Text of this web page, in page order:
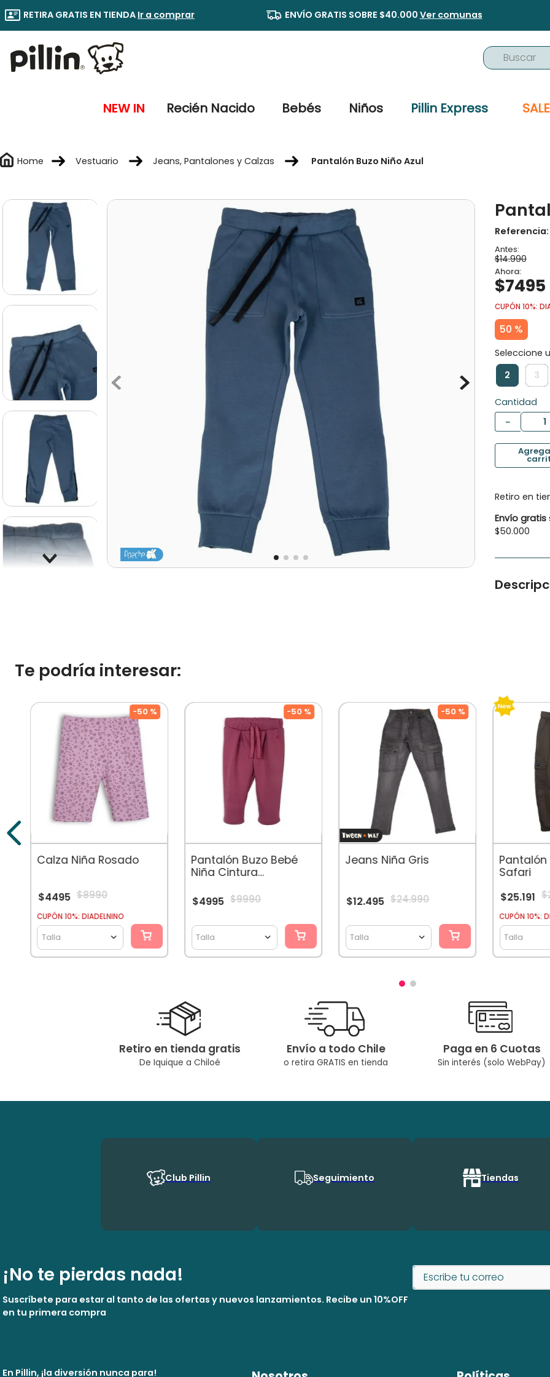
RETIRA GRATIS EN TIENDA Ir a comprar ENVÍO GRATIS SOBRE $40.000 Ver comunas
Buscar
NEW IN Recién Nacido Bebés Niños Pillin Express
Vestuario Jeans, Pantalones y Calzas Pantalón Buzo Niño Azul
Referencia:
$14.990
$7495
CUPÓN 10%:
50 %
2 3
Cantidad
－
Retiro en
Envío gratis
$50.000
Por
De
Mercado,
Su
Te podría interesar:
Calza Niña Rosado
-50 %
$4495 $8990
CUPÓN 10%: DIADELNINO
Talla
Pantalón Buzo Bebé
Niña Cintura
-50 %
$4995 $9990
Talla
Jeans Niña Gris
-50 %
$12.495 $24.990
Talla
Safari
$25.191 $
CUPÓN 10%:
Talla
Retiro en tienda gratis
De Iquique a Chiloé
Envío a todo Chile
o retira GRATIS en tienda
Paga en 6 Cuotas
Sin interés (solo WebPay)
Club Pillin Seguimiento Tiendas
¡No te pierdas nada!
Suscríbete para estar al tanto de las ofertas y nuevos lanzamientos. Recibe un 10%OFF
en tu primera compra
En Pillin, ¡la diversión nunca para!
1
buzo
4.
poleron
zapatillas
7.
vestidos
8